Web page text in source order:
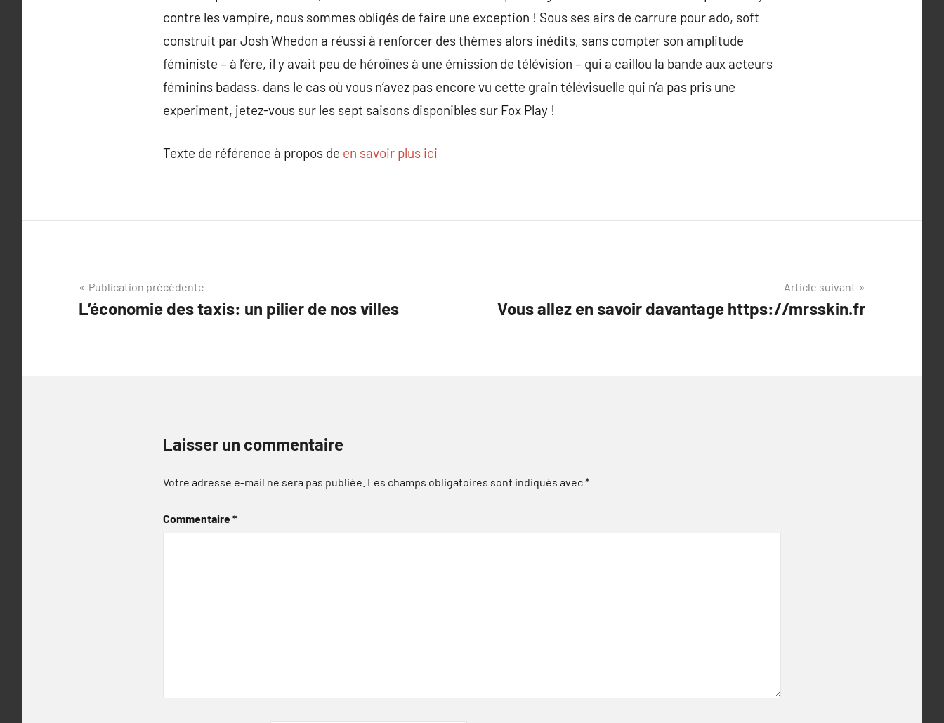
contre les vampire, nous sommes obligés de faire une exception ! Sous ses airs de carrure pour ado, soft
construit par Josh Whedon a réussi à renforcer des thèmes alors inédits, sans compter son amplitude
féministe – à l’ère, il y avait peu de héroïnes à une émission de télévision – qui a caillou la bande aux acteurs
féminins badass. dans le cas où vous n’avez pas encore vu cette grain télévisuelle qui n’a pas pris une
experiment, jetez-vous sur les sept saisons disponibles sur Fox Play !
Texte de référence à propos de en savoir plus ici
Navigation
de
Publication précédente
L’économie des taxis: un pilier de nos villes
Article suivant
Vous allez en savoir davantage https://mrsskin.fr
Laisser un commentaire
Votre adresse e-mail ne sera pas publiée. Les champs obligatoires sont indiqués avec*
Commentaire*